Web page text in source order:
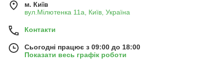
м. Київ
вул.Мілютенка 11а, Київ, Україна
Контакти
Сьогодні працює з 09:00 до 18:00
Показати весь графік роботи